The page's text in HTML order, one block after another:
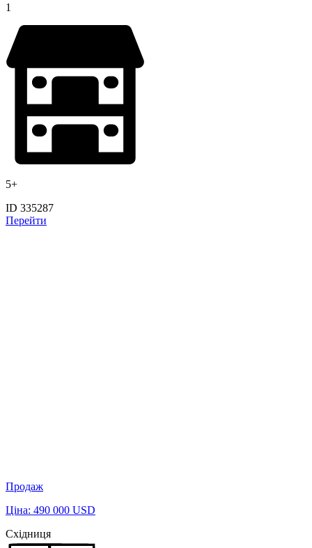
1
5+
ID 335287
Перейти
Продаж
Ціна: 490 000 USD
Східниця